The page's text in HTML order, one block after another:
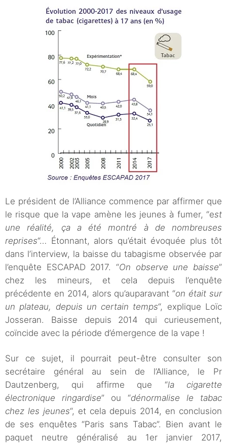
Le président de l’Alliance commence par affirmer que
le risque que la vape amène les jeunes à fumer, “est
une réalité, ça a été montré à de nombreuses
reprises“… Étonnant, alors qu’était évoquée plus tôt
dans l’interview, la baisse du tabagisme observée par
l’enquête ESCAPAD 2017. “On observe une baisse”
chez les mineurs, et cela depuis l’enquête
précédente en 2014, alors qu’auparavant “on était sur
un plateau, depuis un certain temps“, explique Loïc
Josseran. Baisse depuis 2014 qui curieusement,
coïncide avec la période d’émergence de la vape !
Sur ce sujet, il pourrait peut-être consulter son
secrétaire général au sein de l’Alliance, le Pr
Dautzenberg, qui affirme que “la cigarette
électronique ringardise” ou “dénormalise le tabac
chez les jeunes“, et cela depuis 2014, en conclusion
de ses enquêtes “Paris sans Tabac”. Bien avant le
paquet neutre généralisé au 1er janvier 2017,